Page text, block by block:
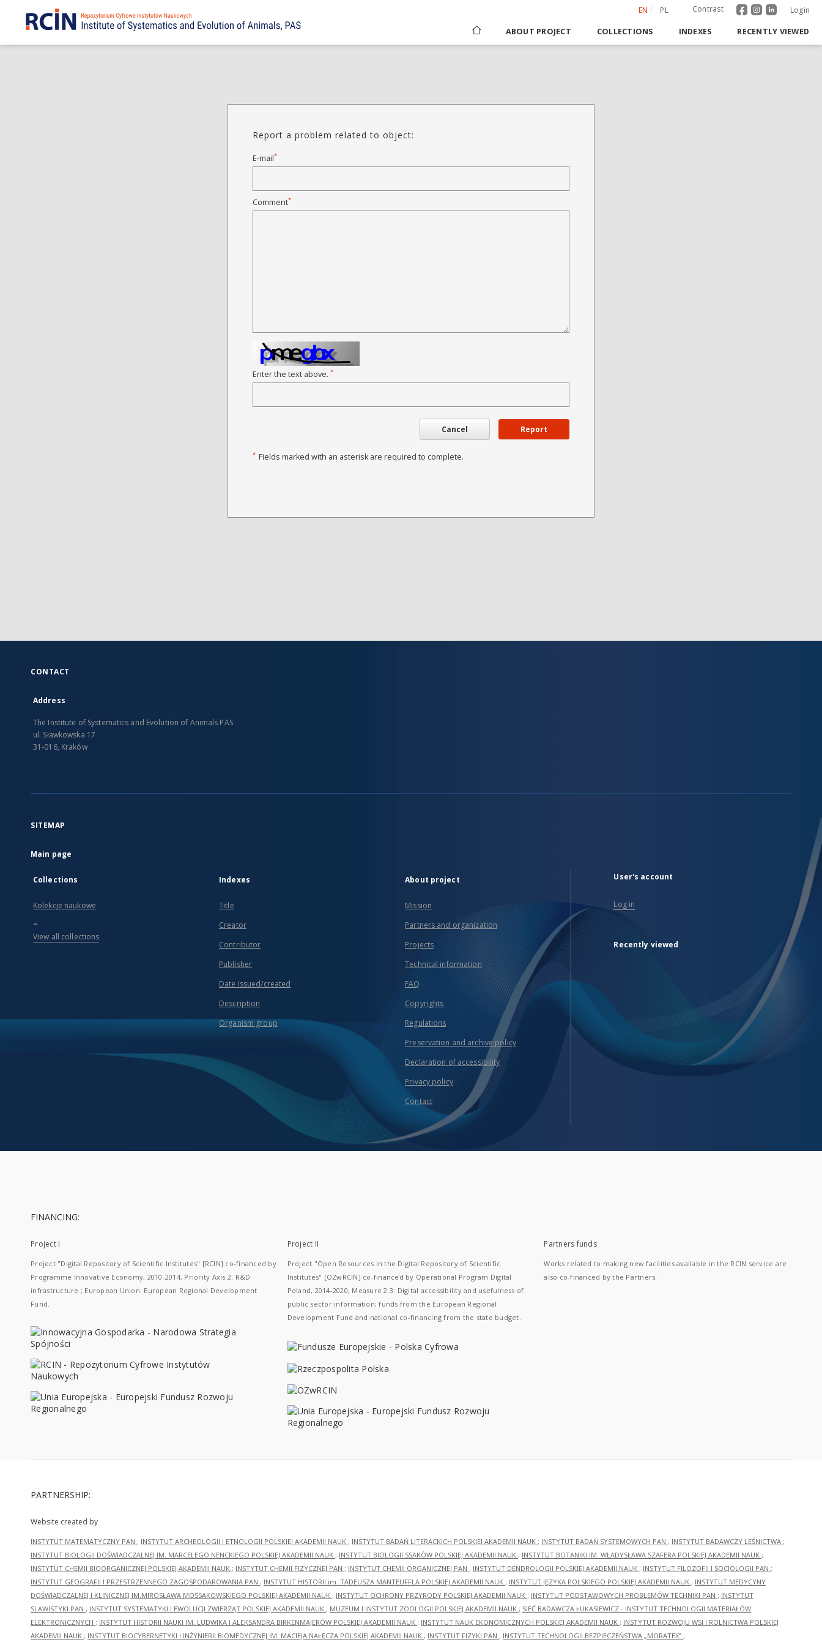
EN PL Contrast Login
ABOUT PROJECT COLLECTIONS INDEXES RECENTLY VIEWED
Report a problem related to object:
E-mail*
Comment*
Enter the text above. *
Cancel Report
* Fields marked with an asterisk are required to complete.
CONTACT
Address
The Institute of Systematics and Evolution of Animals PAS
ul. Sławkowska 17
31-016, Kraków
SITEMAP
Main page
Collections
Kolekcje naukowe
...
View all collections
Indexes
Title
Creator
Contributor
Publisher
Date issued/created
Description
Organism group
About project
Mission
Partners and organization
Projects
Technical information
FAQ
Copyrights
Regulations
Preservation and archive policy
Declaration of accessibility
Privacy policy
Contact
User's account
Log in
Recently viewed
FINANCING:
Project I
Project "Digital Repository of Scientific Institutes" [RCIN] co-financed by
Programme Innovative Economy, 2010-2014, Priority Axis 2. R&D
infrastructure ; European Union. European Regional Development
Fund.
Project II
Project "Open Resources in the Digital Repository of Scientific
Institutes" [OZwRCIN] co-financed by Operational Program Digital
Poland, 2014-2020, Measure 2.3: Digital accessibility and usefulness of
public sector information; funds from the European Regional
Development Fund and national co-financing from the state budget.
Partners funds
Works related to making new facilities available in the RCIN service are
also co-financed by the Partners.
PARTNERSHIP:
Website created by
INSTYTUT MATEMATYCZNY PAN ; INSTYTUT ARCHEOLOGII I ETNOLOGII POLSKIEJ AKADEMII NAUK ; INSTYTUT BADAŃ LITERACKICH POLSKIEJ AKADEMII NAUK ; INSTYTUT BADAŃ SYSTEMOWYCH PAN ; INSTYTUT BADAWCZY LEŚNICTWA ;
INSTYTUT BIOLOGII DOŚWIADCZALNEJ IM. MARCELEGO NENCKIEGO POLSKIEJ AKADEMII NAUK ; INSTYTUT BIOLOGII SSAKÓW POLSKIEJ AKADEMII NAUK ; INSTYTUT BOTANIKI IM. WŁADYSŁAWA SZAFERA POLSKIEJ AKADEMII NAUK ;
INSTYTUT CHEMII BIOORGANICZNEJ POLSKIEJ AKADEMII NAUK ; INSTYTUT CHEMII FIZYCZNEJ PAN ; INSTYTUT CHEMII ORGANICZNEJ PAN ; INSTYTUT DENDROLOGII POLSKIEJ AKADEMII NAUK ; INSTYTUT FILOZOFII I SOCJOLOGII PAN ;
INSTYTUT GEOGRAFII I PRZESTRZENNEGO ZAGOSPODAROWANIA PAN ; INSTYTUT HISTORII im. TADEUSZA MANTEUFFLA POLSKIEJ AKADEMII NAUK ; INSTYTUT JĘZYKA POLSKIEGO POLSKIEJ AKADEMII NAUK ; INSTYTUT MEDYCYNY
DOŚWIADCZALNEJ I KLINICZNEJ IM.MIROSŁAWA MOSSAKOWSKIEGO POLSKIEJ AKADEMII NAUK ; INSTYTUT OCHRONY PRZYRODY POLSKIEJ AKADEMII NAUK ; INSTYTUT PODSTAWOWYCH PROBLEMÓW TECHNIKI PAN ; INSTYTUT
SLAWISTYKI PAN ; INSTYTUT SYSTEMATYKI I EWOLUCJI ZWIERZĄT POLSKIEJ AKADEMII NAUK ; MUZEUM I INSTYTUT ZOOLOGII POLSKIEJ AKADEMII NAUK ; SIEĆ BADAWCZA ŁUKASIEWICZ - INSTYTUT TECHNOLOGII MATERIAŁÓW
ELEKTRONICZNYCH ; INSTYTUT HISTORII NAUKI IM. LUDWIKA I ALEKSANDRA BIRKENMAJERÓW POLSKIEJ AKADEMII NAUK ; INSTYTUT NAUK EKONOMICZNYCH POLSKIEJ AKADEMII NAUK ; INSTYTUT ROZWOJU WSI I ROLNICTWA POLSKIEJ
AKADEMII NAUK ; INSTYTUT BIOCYBERNETYKI I INŻYNIERII BIOMEDYCZNEJ IM. MACIEJA NAŁĘCZA POLSKIEJ AKADEMII NAUK ; INSTYTUT FIZYKI PAN ; INSTYTUT TECHNOLOGII BEZPIECZEŃSTWA „MORATEX” ;